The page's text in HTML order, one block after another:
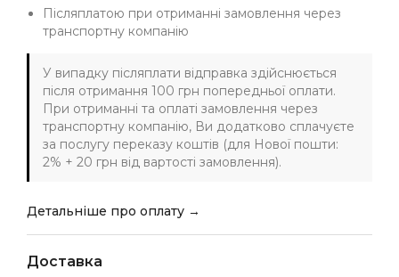
Післяплатою при отриманні замовлення через
транспортну компанію
У випадку післяплати відправка здійснюється
після отримання 100 грн попередньої оплати.
При отриманні та оплаті замовлення через
транспортну компанію, Ви додатково сплачуєте
за послугу переказу коштів (для Нової пошти:
2% + 20 грн від вартості замовлення).
Детальніше про оплату →
Доставка